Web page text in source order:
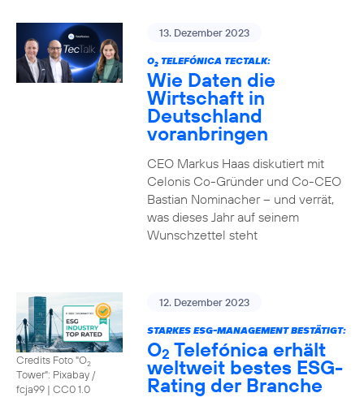
13. Dezember 2023
O2TELEFÓNICA TECTALK:
Wie Daten die
Wirtschaft in
Deutschland
voranbringen
CEO Markus Haas diskutiert mit
Celonis Co-Gründer und Co-CEO
Bastian Nominacher – und verrät,
was dieses Jahr auf seinem
Wunschzettel steht
Credits Foto "O2
Tower": Pixabay /
fcja99 | CC0 1.0
12. Dezember 2023
STARKES ESG-MANAGEMENT BESTÄTIGT:
O2 Telefónica erhält
weltweit bestes ESG-
Rating der Branche